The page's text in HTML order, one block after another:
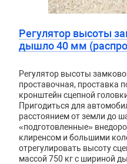
Регулятор высоты
дышло 40 мм
Регулятор высоты
проставочная, проставка
кронштейн сцепной
Пригодиться для
расстоянием от земли до
«подготовленные»
клиренсом и большими
отрегулировать высоту
массой 750 кг с шириной